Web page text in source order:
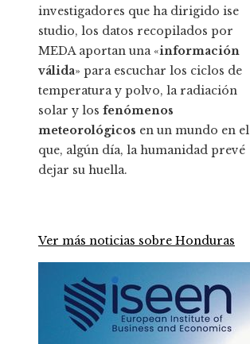
investigadores que ha dirigido ise
studio, los datos recopilados por
MEDA aportan una «información
válida» para escuchar los ciclos de
temperatura y polvo, la radiación
solar y los fenómenos
meteorológicos en un mundo en el
que, algún día, la humanidad prevé
dejar su huella.
Ver más noticias sobre Honduras